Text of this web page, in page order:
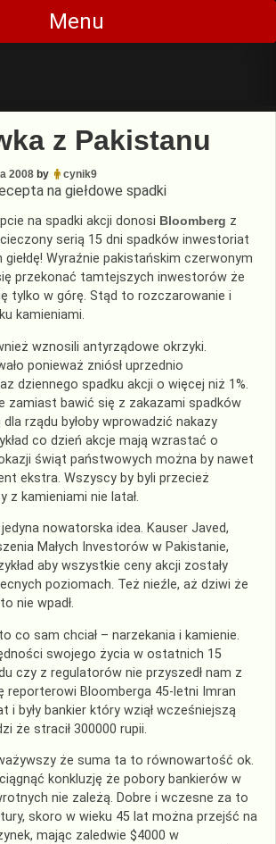
Menu
z Pakistanu
2008 by cynik9
na giełdowe spadki
na spadki akcji donosi Bloomberg z
serią 15 dni spadków inwestoriat
giełdę! Wyraźnie pakistańskim czerwonym
przekonać tamtejszych inwestorów że
tylko w górę. Stąd to rozczarowanie i
kamieniami.
wznosili antyrządowe okrzyki.
ponieważ zniósł uprzednio
dziennego spadku akcji o więcej niż 1%.
zamiast bawić się z zakazami spadków
rządu byłoby wprowadzić nakazy
co dzień akcje mają wzrastać o
świąt państwowych można by nawet
ekstra. Wszyscy by byli przecież
z kamieniami nie latał.
nowatorska idea. Kauser Javed,
Małych Investorów w Pakistanie,
aby wszystkie ceny akcji zostały
poziomach. Też nieźle, aż dziwi że
nie wpadł.
co sam chciał – narzekania i kamienie.
swojego życia w ostatnich 15
czy z regulatorów nie przyszedł nam z
reporterowi Bloomberga 45-letni Imran
i były bankier który wziął wcześniejszą
że stracił 300000 rupii.
że suma ta to równowartość ok.
konkluzję że pobory bankierów w
nie zależą. Dobre i wczesne za to
skoro w wieku 45 lat można przejść na
mając zaledwie $4000 w